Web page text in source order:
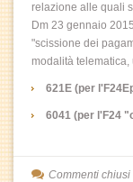
relazione alle quali
Dm 23 gennaio
"scissione dei
modalità
621E (per
6041 (per l'F24
Commenti chiusi